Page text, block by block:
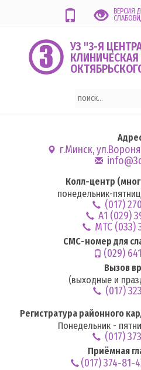
ВЕРСИЯ
УЗ "3-Я
г.Минск,
Колл-центр
понедельник-
(017)
А1 (029)
MTC (033)
СМС-номер для
(029)
Вызов
(выходные и
(017)
Регистратура районного
Понедельник -
(017)
Приёмная
(017) 374-81-